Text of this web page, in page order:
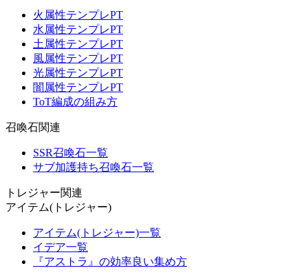
火属性テンプレPT
水属性テンプレPT
土属性テンプレPT
風属性テンプレPT
光属性テンプレPT
闇属性テンプレPT
ToT編成の組み方
召喚石関連
SSR召喚石一覧
サブ加護持ち召喚石一覧
トレジャー関連
アイテム(トレジャー)
アイテム(トレジャー)一覧
イデア一覧
『アストラ』の効率良い集め方